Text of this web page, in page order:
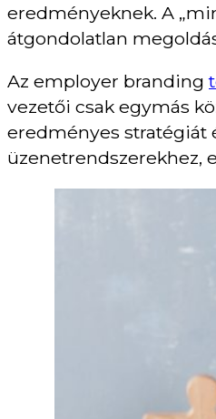
eredményeknek. A
átgondolatlan
Az employer branding
vezetői csak egymás
eredményes stratégiát
üzenetrendszerekhez,